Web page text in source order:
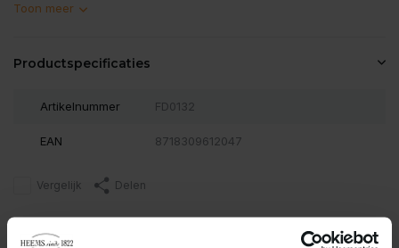
Toon meer
Productspecificaties
Artikelnummer FD0132
EAN 8718309612047
Vergelijk Delen